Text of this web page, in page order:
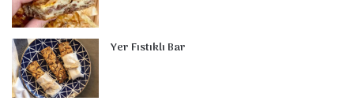
Yer Fıstıklı Bar